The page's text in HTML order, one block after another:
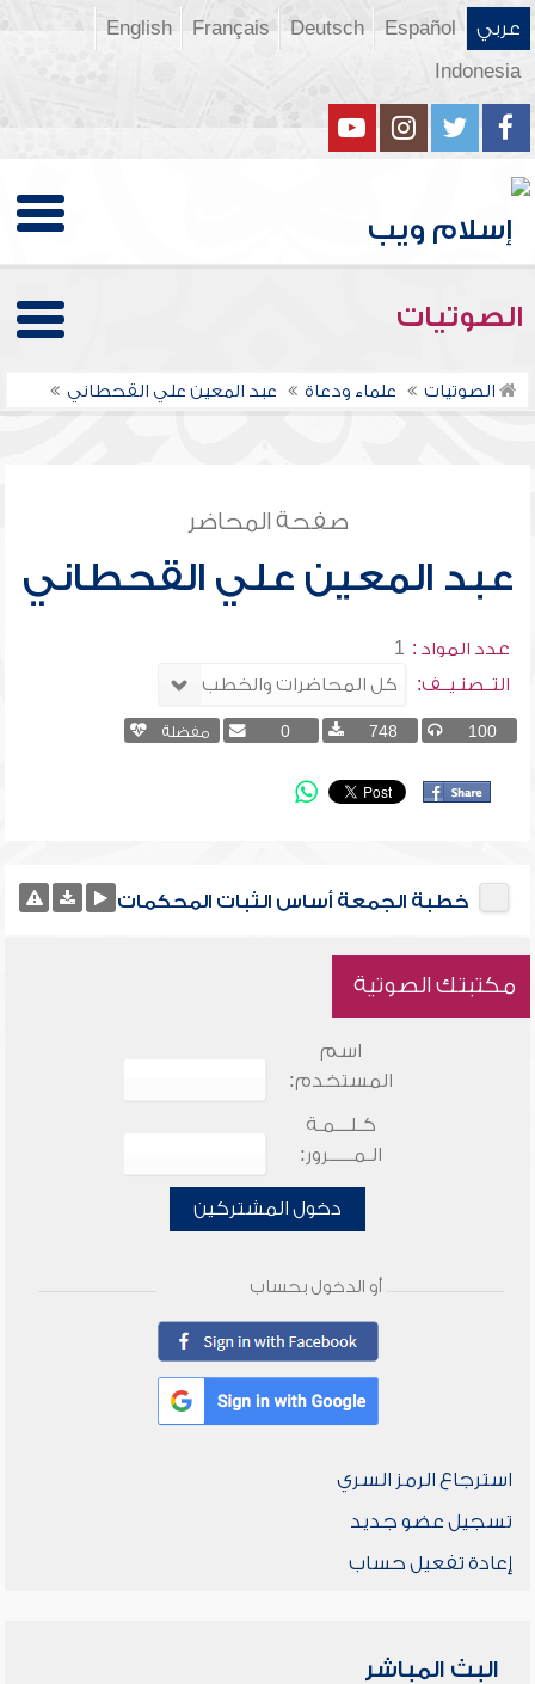
عربي Español
Deutsch
Français
English
Indonesia
الصوتيات
الصوتيات علماء ودعاة عبد المعين علي القحطاني
صفحة المحاضر
عبد المعين علي القحطاني
عدد المواد : 1
التــصنـيــف:
100
748
0 مفضلة
خطبة الجمعة أساس الثبات المحكمات
مكتبتك الصوتية
اسم
المستخدم:
كـلـــمـة
الـمـــــرور:
دخول المشتركين
أو الدخول بحساب
استرجاع الرمز السري
تسجيل عضو جديد
إعادة تفعيل حساب
البث المباشر